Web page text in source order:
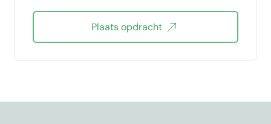
Plaats opdracht